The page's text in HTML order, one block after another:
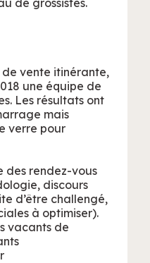
vente itinérante,
une équipe de
Les résultats ont
mais
verre pour
des rendez-vous
discours
d’être challengé,
à optimiser).
vacants de